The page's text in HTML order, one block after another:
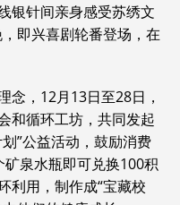
银针间亲身感受苏绣文
即兴喜剧轮番登场，在
念，12月13日至28日，
和循环工坊，共同发起
”公益活动，鼓励消费
泉水瓶即可兑换100积
利用，制作成“宝藏校